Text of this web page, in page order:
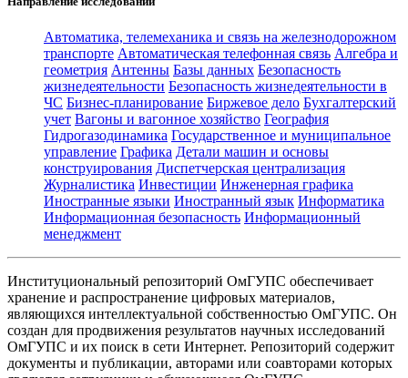
Автоматика, телемеханика и связь на железнодорожном
транспорте Автоматическая телефонная связь Алгебра и
геометрия Антенны Базы данных Безопасность
жизнедеятельности Безопасность жизнедеятельности в
ЧС Бизнес-планирование Биржевое дело Бухгалтерский
учет Вагоны и вагонное хозяйство География
Гидрогазодинамика Государственное и муниципальное
управление Графика Детали машин и основы
конструирования Диспетчерская централизация
Журналистика Инвестиции Инженерная графика
Иностранные языки Иностранный язык Информатика
Информационная безопасность Информационный
менеджмент
Институциональный репозиторий ОмГУПС обеспечивает
хранение и распространение цифровых материалов,
являющихся интеллектуальной собственностью ОмГУПС. Он
создан для продвижения результатов научных исследований
ОмГУПС и их поиск в сети Интернет. Репозиторий содержит
документы и публикации, авторами или соавторами которых